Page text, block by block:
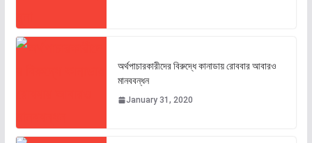
অর্থপাচারকারীদের বিরুদ্ধে কানাডায় রোববার আবারও
মানববন্ধন
January 31, 2020